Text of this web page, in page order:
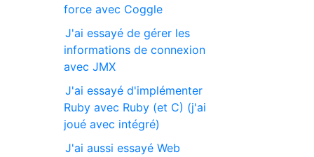
force avec Coggle
J'ai essayé de gérer les
informations de connexion
avec JMX
J'ai essayé d'implémenter
Ruby avec Ruby (et C) (j'ai
joué avec intégré)
J'ai aussi essayé Web